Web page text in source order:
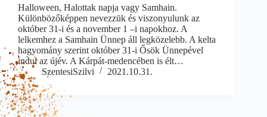
Halloween, Halottak napja vagy Samhain.
Különbözőképpen nevezzük és viszonyulunk az
október 31-i és a november 1 –i napokhoz. A
lelkemhez a Samhain Ünnep áll legközelebb. A kelta
hagyomány szerint október 31-i Ősök Ünnepével
indul az újév. A Kárpát-medencében is élt…
SzentesiSzilvi
2021.10.31.